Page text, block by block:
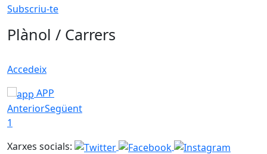
Subscriu-te
Plànol / Carrers
Accedeix
APP
AnteriorSegüent
1
Xarxes socials: